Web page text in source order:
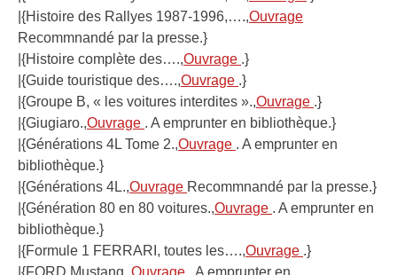
|{Histoire des Rallyes 1987-1996,….,Ouvrage
Recommnandé par la presse.}
|{Histoire complète des….,Ouvrage .}
|{Guide touristique des….,Ouvrage .}
|{Groupe B, « les voitures interdites ».,Ouvrage .}
|{Giugiaro.,Ouvrage . A emprunter en bibliothèque.}
|{Générations 4L Tome 2.,Ouvrage . A emprunter en
bibliothèque.}
|{Générations 4L.,Ouvrage Recommnandé par la presse.}
|{Génération 80 en 80 voitures.,Ouvrage . A emprunter en
bibliothèque.}
|{Formule 1 FERRARI, toutes les….,Ouvrage .}
|{FORD Mustang.,Ouvrage . A emprunter en